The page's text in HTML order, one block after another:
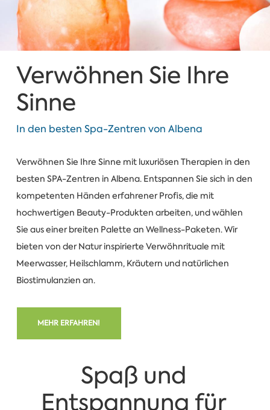
Verwöhnen Sie Ihre
Sinne
In den besten Spa-Zentren von Albena
Verwöhnen Sie Ihre Sinne mit luxuriösen Therapien in den
besten SPA-Zentren in Albena. Entspannen Sie sich in den
kompetenten Händen erfahrener Profis, die mit
hochwertigen Beauty-Produkten arbeiten, und wählen
Sie aus einer breiten Palette an Wellness-Paketen. Wir
bieten von der Natur inspirierte Verwöhnrituale mit
Meerwasser, Heilschlamm, Kräutern und natürlichen
Biostimulanzien an.
MEHR ERFAHREN!
Spaß und
Entspannung für